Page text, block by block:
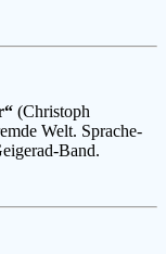
(Christoph
Welt. Sprache-
Band.